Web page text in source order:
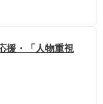
援・「人物重視